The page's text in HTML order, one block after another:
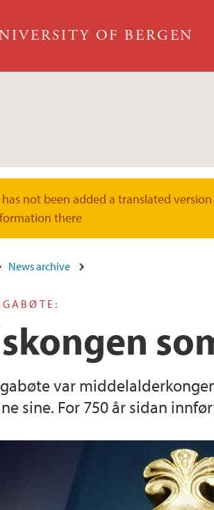
OF BERGEN
message
not been added a translated
there
News archive
var
sine. For 750 år sidan